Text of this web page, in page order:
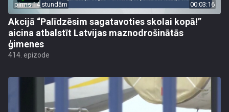
pirms 14 stundām 00:03:16
Akcijā “Palīdzēsim sagatavoties skolai kopā!”
aicina atbalstīt Latvijas maznodrošinātās
ģimenes
414. epizode